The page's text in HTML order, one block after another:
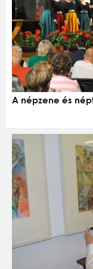
A népzene és